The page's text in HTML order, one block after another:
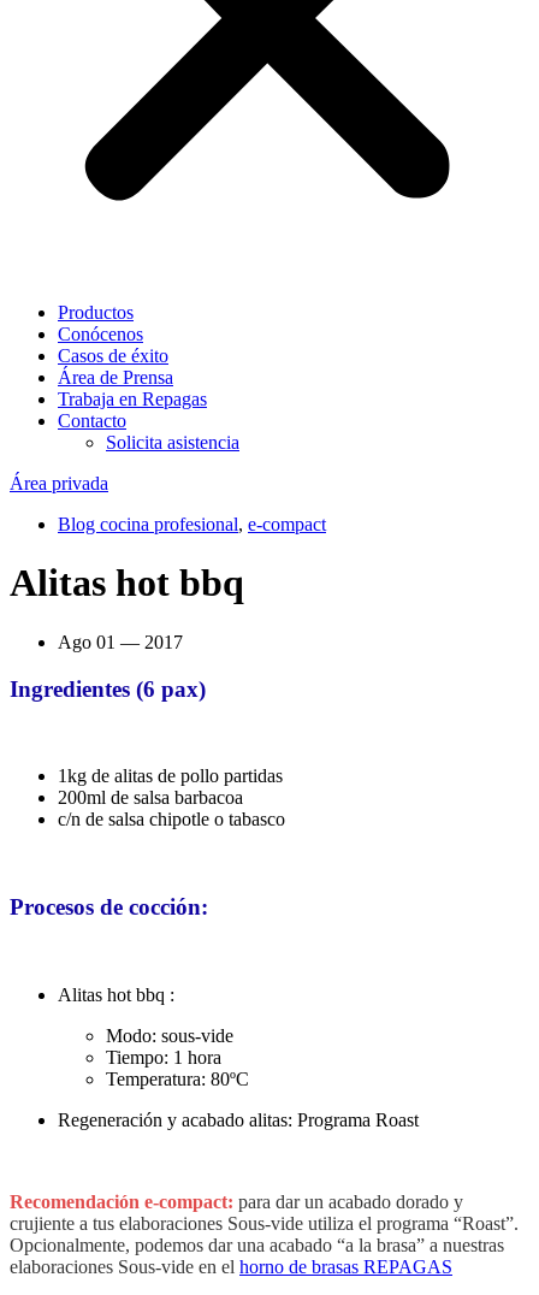
Productos
Conócenos
Casos de éxito
Área de Prensa
Trabaja en Repagas
Contacto
Solicita asistencia
Área privada
Blog cocina profesional, e-compact
Alitas hot bbq
Ago 01 — 2017
Ingredientes (6 pax)
1kg de alitas de pollo partidas
200ml de salsa barbacoa
c/n de salsa chipotle o tabasco
Procesos de cocción:
Alitas hot bbq :
Modo: sous-vide
Tiempo: 1 hora
Temperatura: 80ºC
Regeneración y acabado alitas: Programa Roast
Recomendación e-compact: para dar un acabado dorado y
crujiente a tus elaboraciones Sous-vide utiliza el programa “Roast”.
Opcionalmente, podemos dar una acabado “a la brasa” a nuestras
elaboraciones Sous-vide en el horno de brasas REPAGAS